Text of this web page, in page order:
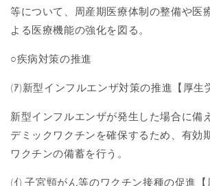
等について、周産期医療体制の整備や医
よる医療機能の強化を図る。
○疾病対策の推進
(ｱ)新型インフルエンザ対策の推進【厚生
新型インフルエンザが発生した場合に備
デミックワクチンを確保するため、有効
ワクチンの備蓄を行う。
(ｲ)子宮頸がん等のワクチン接種の促進【